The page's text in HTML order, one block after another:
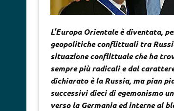
L’Europa Orientale è diventata,
geopolitiche conflittuali tra
situazione conflittuale che ha
sempre più radicali e dal
dichiarato è la Russia, ma pian
successivi dieci di egemonismo
verso la Germania ed interne al